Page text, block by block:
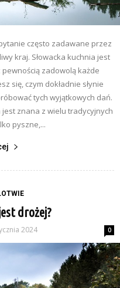
często zadawane przez
kraj. Słowacka kuchnia jest
zadowolą każde
się, czym dokładnie słynie
tych wyjątkowych dań.
jest znana z wielu tradycyjnych
pyszne,...
drożej?
2024 0